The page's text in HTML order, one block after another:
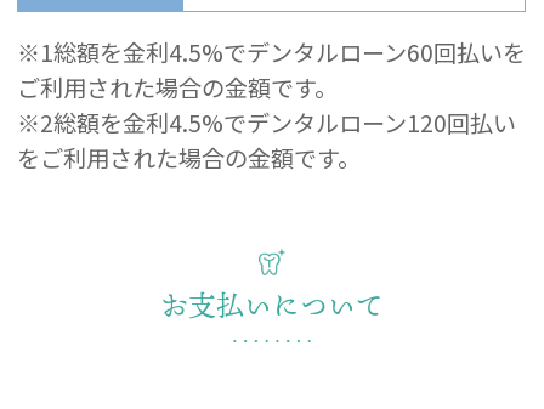
※1総額を金利4.5%でデンタルローン60回払いを
ご利用された場合の金額です。
※2総額を金利4.5%でデンタルローン120回払い
をご利用された場合の金額です。
お支払いについて